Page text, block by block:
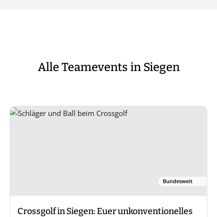
Alle Teamevents in Siegen
Bundesweit
Crossgolf in Siegen: Euer unkonventionelles